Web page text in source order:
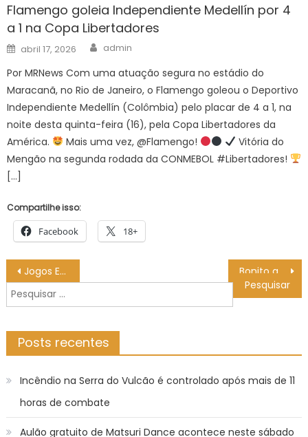
Flamengo goleia Independiente Medellín por 4
a 1 na Copa Libertadores
Posted
on
abril 17, 2026 Author
admin
Por MRNews Com uma atuação segura no estádio do
Maracanã, no Rio de Janeiro, o Flamengo goleou o Deportivo
Independiente Medellín (Colômbia) pelo placar de 4 a 1, na
noite desta quinta-feira (16), pela Copa Libertadores da
América.
Mais uma vez, @Flamengo!
Vitória do
Mengão na segunda rodada da CONMEBOL #Libertadores!
[…]
Compartilhe isso:
Facebook 18+
Navegação
de
Post
Jogos Escolares de Mato Grosso do Sul começam sexta-feira com mais de 3,2 mil participantes – Agência de Noticias do Governo de Mato Grosso do Sul
Pesquisar
por:
Posts recentes
Incêndio na Serra do Vulcão é controlado após mais de 11
horas de combate
Aulão gratuito de Matsuri Dance acontece neste sábado